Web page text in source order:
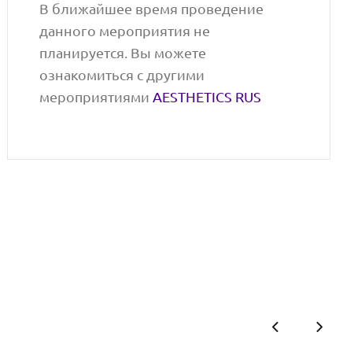
В ближайшее время проведение
данного мероприятия не
планируется. Вы можете
ознакомиться с другими
мероприятиямиAESTHETICS RUS